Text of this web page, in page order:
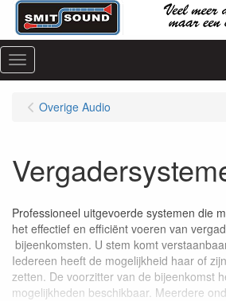
Menu
Overige Audio
Professioneel uitgevoerde systemen die
het effectief en efficiënt voeren van
bijeenkomsten. U stem komt
Iedereen heeft de mogelijkheid haar of
zetten. De voorzitter van de bijeenkomst
mogelijkheden beschikbaar. Meerdere